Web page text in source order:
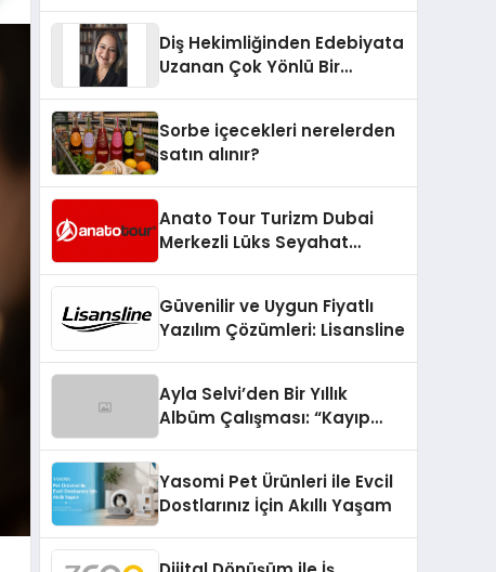
Diş Hekimliğinden Edebiyata
Uzanan Çok Yönlü Bir
Sorbe içecekleri nerelerden
satın alınır?
Anato Tour Turizm Dubai
Merkezli Lüks Seyahat
Güvenilir ve Uygun Fiyatlı
Yazılım Çözümleri: Lisansline
Ayla Selvi’den Bir Yıllık
Albüm Çalışması: “Kayıp
Yasomi Pet Ürünleri ile Evcil
Dostlarınız İçin Akıllı Yaşam